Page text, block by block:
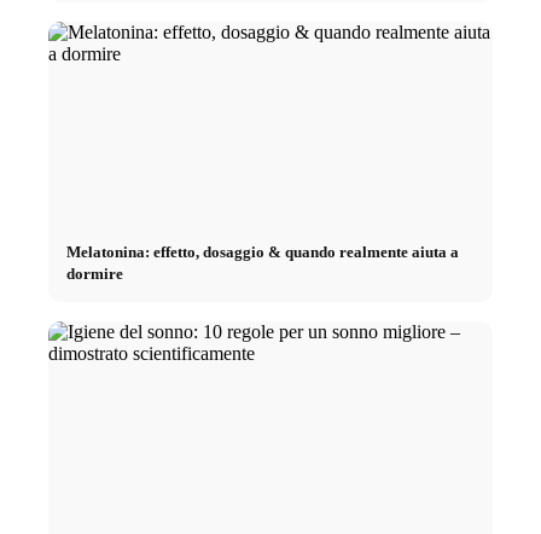
Melatonina: effetto, dosaggio & quando realmente aiuta a
dormire